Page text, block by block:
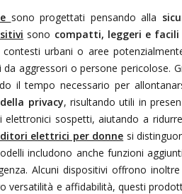
sono progettati pensando alla
sono compatti, leggeri e
urbani o aree
aggressori o persone pericolose.
il tempo necessario per
privacy, risultando utili in
elettronici sospetti, aiutando a
elettrici per donne si
includono anche funzioni
Alcuni dispositivi offrono
versatilità e affidabilità, questi